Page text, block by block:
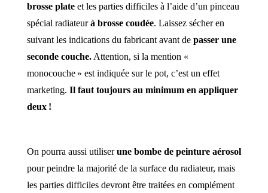
brosse plateet les parties difficiles à l’aide d’un pinceau
spécial radiateurà brosse coudée. Laissez sécher en
suivant les indications du fabricant avant de passer une
seconde couche.Attention, si la mention «
monocouche » est indiquée sur le pot, c’est un effet
marketing. Il faut toujours au minimum en appliquer
deux !
On pourra aussi utiliserune bombe de peinture aérosol
pour peindre la majorité de la surface du radiateur, mais
les parties difficiles devront être traitées en complément